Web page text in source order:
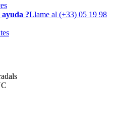
ayuda ?Llame al (+33) 05 19 98